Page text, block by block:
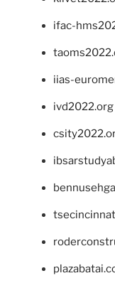
ifac-
iias-
ivd2022.org